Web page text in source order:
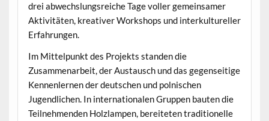
drei abwechslungsreiche Tage voller gemeinsamer
Aktivitäten, kreativer Workshops und interkultureller
Erfahrungen.
Im Mittelpunkt des Projekts standen die
Zusammenarbeit, der Austausch und das gegenseitige
Kennenlernen der deutschen und polnischen
Jugendlichen. In internationalen Gruppen bauten die
Teilnehmenden Holzlampen, bereiteten traditionelle